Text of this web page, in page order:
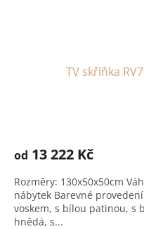
TV skříňka
od 13 222 Kč
Rozměry: 130x50x50cm
nábytek Barevné
voskem, s bílou patinou, s
hnědá, s...